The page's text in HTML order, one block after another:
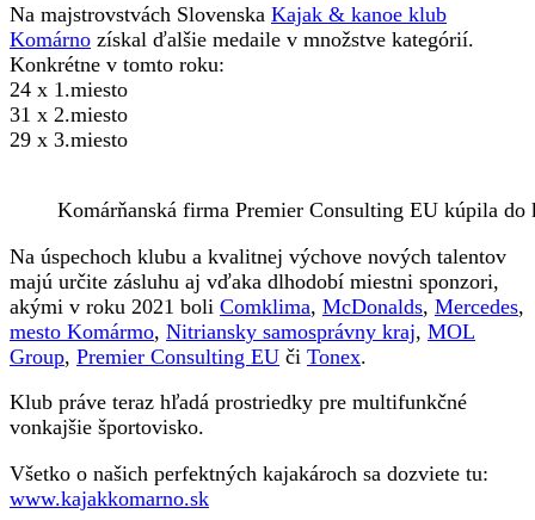
Na majstrovstvách Slovenska Kajak & kanoe klub
Komárno získal ďalšie medaile v množstve kategórií.
Konkrétne v tomto roku:
24 x 1.miesto
31 x 2.miesto
29 x 3.miesto
Komárňanská firma Premier Consulting EU kúpila
Na úspechoch klubu a kvalitnej výchove nových talentov
majú určite zásluhu aj vďaka dlhodobí miestni sponzori,
akými v roku 2021 boli Comklima, McDonalds, Mercedes,
mesto Komármo, Nitriansky samosprávny kraj, MOL
Group, Premier Consulting EU či Tonex.
Klub práve teraz hľadá prostriedky pre multifunkčné
vonkajšie športovisko.
Všetko o našich perfektných kajakároch sa dozviete tu:
www.kajakkomarno.sk